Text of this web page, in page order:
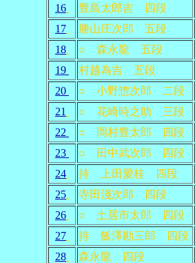
16
豊島太郎吉 四段
17
勝山庄次郎 五段
18
○ 森永龍 五段
19
村越為吉 五段
20
○ 小野惣次郎 二段
21
○ 花崎時之助 三段
22
○ 岡村豊太郎 四段
23
○ 田中武次郎 四段
24
持 上田愛桂 四段
25
寺田淺次郎 四段
26
○ 土居市太郎 四段
27
持 飯澤勘三郎 四段
28
森永龍 四段